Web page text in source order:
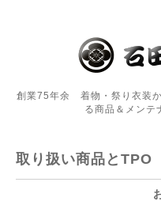
創業75年余 着物・祭り衣装
る商品＆メンテ
取り扱い商品とTPO